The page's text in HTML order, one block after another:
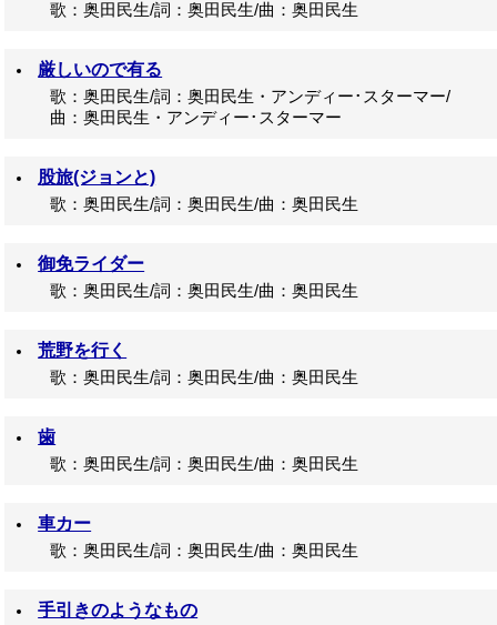
歌：奥田民生/詞：奥田民生/曲：奥田民生
厳しいので有る
歌：奥田民生/詞：奥田民生・アンディー･スターマー/
曲：奥田民生・アンディー･スターマー
股旅(ジョンと)
歌：奥田民生/詞：奥田民生/曲：奥田民生
御免ライダー
歌：奥田民生/詞：奥田民生/曲：奥田民生
荒野を行く
歌：奥田民生/詞：奥田民生/曲：奥田民生
歯
歌：奥田民生/詞：奥田民生/曲：奥田民生
車カー
歌：奥田民生/詞：奥田民生/曲：奥田民生
手引きのようなもの